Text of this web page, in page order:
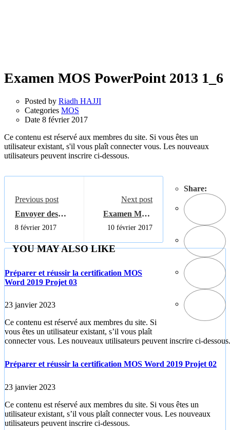
Examen MOS PowerPoint 2013 1_6
Posted by Riadh HAJJI
Categories MOS
Date 8 février 2017
Ce contenu est réservé aux membres du site. Si vous êtes un
utilisateur existant, s'il vous plaît connecter vous. Les nouveaux
utilisateurs peuvent inscrire ci-dessous.
Share:
Previous post
Envoyer des
fichiers
volumineux par
gmail
8 février 2017
Next post
Examen MOS
PowerPoint
2013 1_7
10 février 2017
YOU MAY ALSO LIKE
Préparer et réussir la certification MOS
Word 2019 Projet 03
23 janvier 2023
Ce contenu est réservé aux membres du site. Si
vous êtes un utilisateur existant, s’il vous plaît
connecter vous. Les nouveaux utilisateurs peuvent inscrire ci-dessous.
Préparer et réussir la certification MOS Word 2019 Projet 02
23 janvier 2023
Ce contenu est réservé aux membres du site. Si vous êtes un
utilisateur existant, s’il vous plaît connecter vous. Les nouveaux
utilisateurs peuvent inscrire ci-dessous.